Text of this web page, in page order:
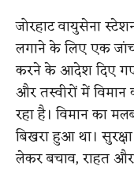
जोरहाट वायुसेना
लगाने के लिए एक
करने के आदेश दिए
और तस्वीरों में
रहा है। विमान का
बिखरा हुआ था।
लेकर बचाव, राहत